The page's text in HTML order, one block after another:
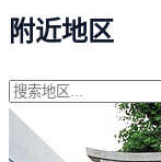
附近地区